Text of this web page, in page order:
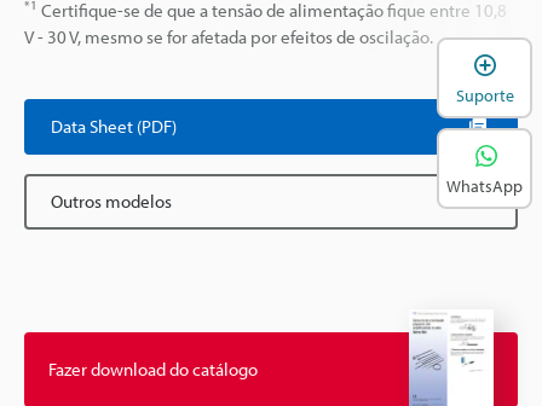
*1 Certifique-se de que a tensão de alimentação fique entre 10,8
V - 30 V, mesmo se for afetada por efeitos de oscilação.
Data Sheet (PDF)
Outros modelos
Fazer download do catálogo
Suporte
WhatsApp